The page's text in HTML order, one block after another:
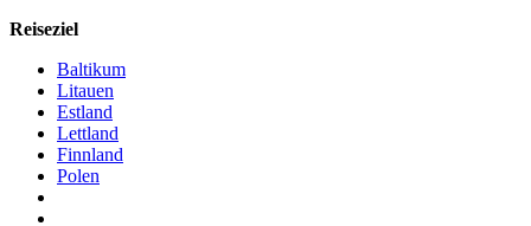
Reiseziel
Baltikum
Litauen
Estland
Lettland
Finnland
Polen